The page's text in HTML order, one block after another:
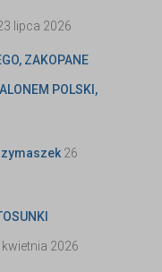
lipca 2026
ZAKOPANE
POLSKI,
26
kwietnia 2026